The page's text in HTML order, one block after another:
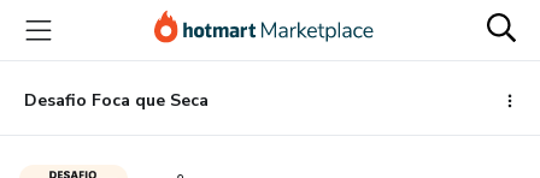
para
conteúdo
principal
para
pagamento
para
rodapé
Desafio Foca que Seca